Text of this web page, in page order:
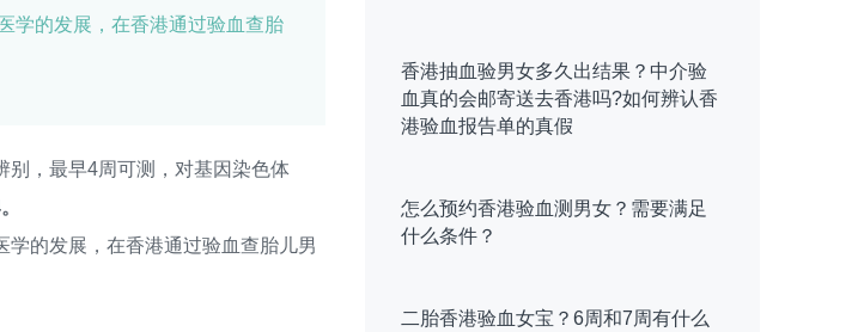
学的发展，在香港通过验血查胎
，最早4周可测，对基因染色体
的发展，在香港通过验血查胎儿男
香港抽血验男女多久出结果？中介验
血真的会邮寄送去香港吗?如何辨认香
港验血报告单的真假
怎么预约香港验血测男女？需要满足
什么条件？
二胎香港验血女宝？6周和7周有什么